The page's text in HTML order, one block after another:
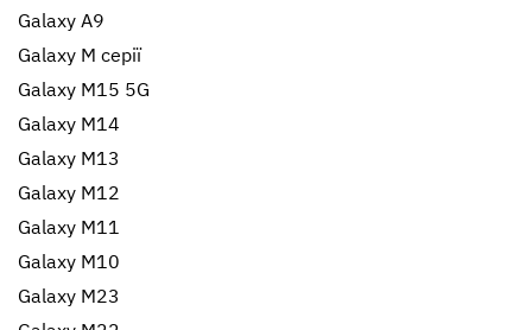
Galaxy A9
Galaxy M серії
Galaxy M15 5G
Galaxy M14
Galaxy M13
Galaxy M12
Galaxy M11
Galaxy M10
Galaxy M23